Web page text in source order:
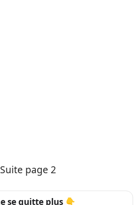
Suite page 2
se quitte plus 👇